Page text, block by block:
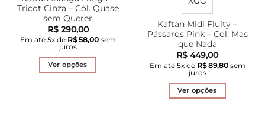
Tricot Cinza – Col. Quase
sem Querer
R$290,00
Em até 5x de R$58,00sem
juros
Ver opções
Kaftan Midi Fluity –
Pássaros Pink – Col. Mas
que Nada
R$ 449,00
Em até 5x de R$89,80sem
juros
Ver opções